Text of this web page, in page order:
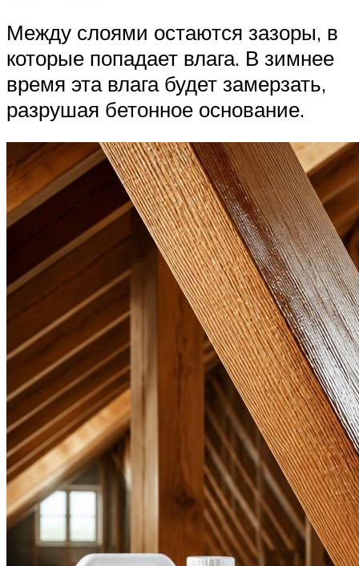
Между слоями остаются зазоры, в
которые попадает влага. В зимнее
время эта влага будет замерзать,
разрушая бетонное основание.